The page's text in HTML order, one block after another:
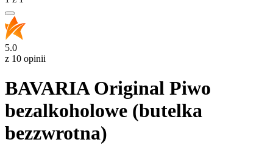
5.0
z 10 opinii
BAVARIA Original Piwo
bezalkoholowe (butelka
bezzwrotna)